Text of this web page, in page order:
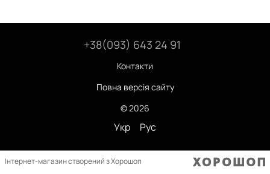
+38(093) 643 24 91
Контакти
Повна версія сайту
© 2026
Укр Рус
Інтернет-магазин створений з Хорошоп